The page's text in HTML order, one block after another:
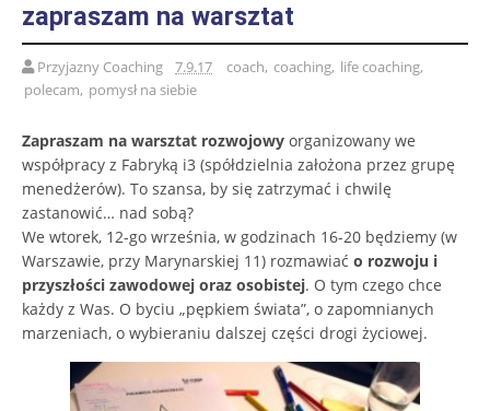
zapraszam na warsztat
Przyjazny Coaching 7.9.17 coach, coaching, life coaching,
polecam, pomysł na siebie
Zapraszam na warsztat rozwojowy organizowany we
współpracy z Fabryką i3 (spółdzielnia założona przez grupę
menedżerów). To szansa, by się zatrzymać i chwilę
zastanowić… nad sobą?
We wtorek, 12-go września, w godzinach 16-20 będziemy (w
Warszawie, przy Marynarskiej 11) rozmawiać o rozwoju i
przyszłości zawodowej oraz osobistej. O tym czego chce
każdy z Was. O byciu „pępkiem świata”, o zapomnianych
marzeniach, o wybieraniu dalszej części drogi życiowej.